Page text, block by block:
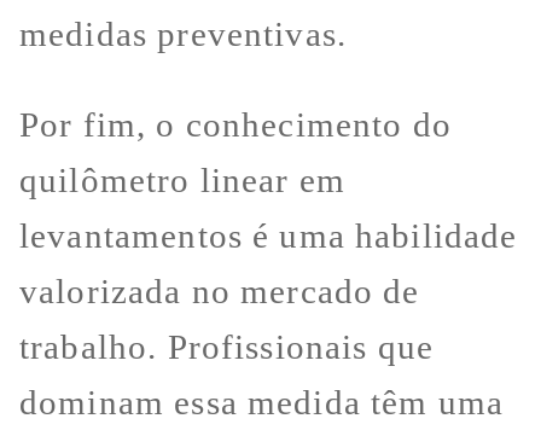
medidas preventivas.
Por fim, o conhecimento do
quilômetro linear em
levantamentos é uma habilidade
valorizada no mercado de
trabalho. Profissionais que
dominam essa medida têm uma